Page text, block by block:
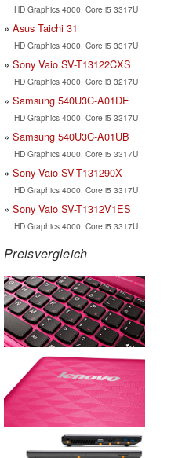
HD Graphics 4000, Core i5 3317U
Asus Taichi 31
HD Graphics 4000, Core i5 3317U
Sony Vaio SV-T13122CXS
HD Graphics 4000, Core i3 3217U
Samsung 540U3C-A01DE
HD Graphics 4000, Core i5 3317U
Samsung 540U3C-A01UB
HD Graphics 4000, Core i5 3317U
Sony Vaio SV-T131290X
HD Graphics 4000, Core i5 3317U
Sony Vaio SV-T1312V1ES
HD Graphics 4000, Core i5 3317U
Preisvergleich